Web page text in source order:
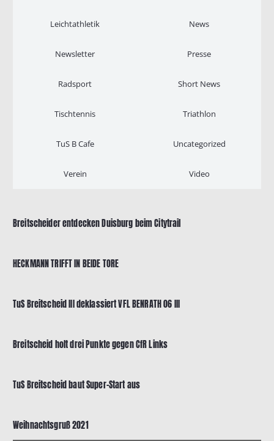
Leichtathletik News
Newsletter Presse
Radsport Short News
Tischtennis Triathlon
TuS B Cafe Uncategorized
Verein Video
Breitscheider entdecken Duisburg beim Citytrail
HECKMANN TRIFFT IN BEIDE TORE
TuS Breitscheid III deklassiert VFL BENRATH 06 III
Breitscheid holt drei Punkte gegen CfR Links
TuS Breitscheid baut Super-Start aus
Weihnachtsgruß 2021